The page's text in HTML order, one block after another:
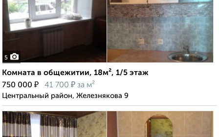
5
Комната в общежитии, 18м², 1/5 этаж
750 000 ₽ 41 700 ₽ за м²
Центральный район, Железнякова 9